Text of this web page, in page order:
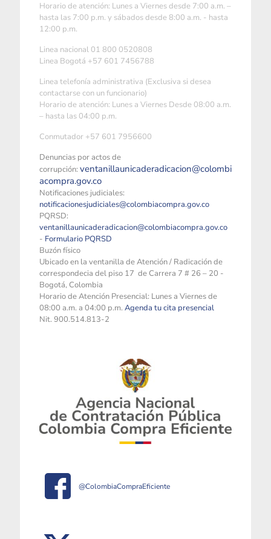
Horario de atención: Lunes a Viernes desde 7:00 a.m. –
hasta las 7:00 p.m. y sábados desde 8:00 a.m. - hasta
12:00 p.m.
Linea nacional 01 800 0520808
Linea Bogotá +57 601 7456788
Linea telefonía administrativa (Exclusiva si desea
contactarse con un funcionario)
Horario de atención: Lunes a Viernes Desde 08:00 a.m.
– hasta las 04:00 p.m.
Conmutador +57 601 7956600
Denuncias por actos de
corrupción: ventanillaunicaderadicacion@colombi
acompra.gov.co
Notificaciones judiciales:
notificacionesjudiciales@colombiacompra.gov.co
PQRSD:
ventanillaunicaderadicacion@colombiacompra.gov.co
- Formulario PQRSD
Buzón físico
Ubicado en la ventanilla de Atención / Radicación de
correspondecia del piso 17 de Carrera 7 # 26 – 20 -
Bogotá, Colombia
Horario de Atención Presencial: Lunes a Viernes de
08:00 a.m. a 04:00 p.m. Agenda tu cita presencial
Nit. 900.514.813-2
@ColombiaCompraEficiente